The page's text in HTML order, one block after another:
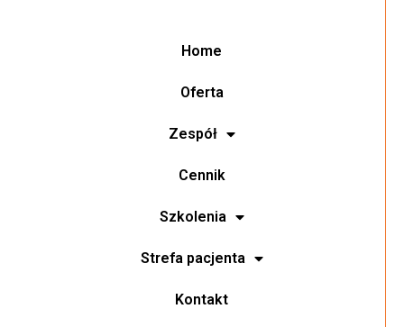
Home
Oferta
Zespół
Cennik
Szkolenia
Strefa pacjenta
Kontakt